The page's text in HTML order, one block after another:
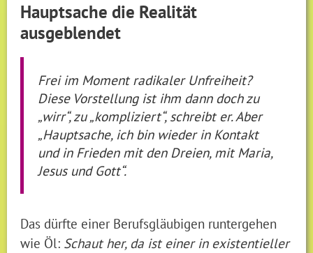
Hauptsache die Realität
ausgeblendet
Frei im Moment radikaler Unfreiheit?
Diese Vorstellung ist ihm dann doch zu
„wirr“, zu „kompliziert“, schreibt er. Aber
„Hauptsache, ich bin wieder in Kontakt
und in Frieden mit den Dreien, mit Maria,
Jesus und Gott“.
Das dürfte einer Berufsgläubigen runtergehen
wie Öl: Schaut her, da ist einer in existentieller